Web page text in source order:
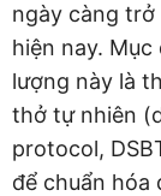
ngày càng trở
hiện nay.
lượng này là
thở tự nhiên
protocol,
để chuẩn hóa